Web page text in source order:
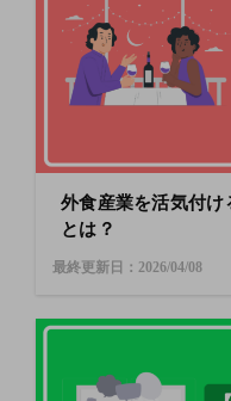
外食産業を活気付
とは？
最終更新日：2026/04/08